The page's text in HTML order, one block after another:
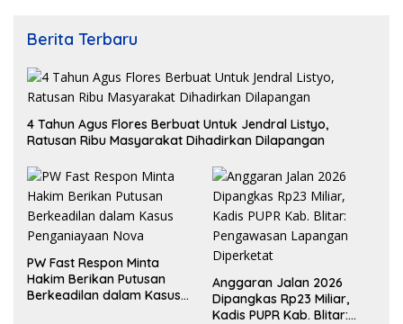
Berita Terbaru
4 Tahun Agus Flores Berbuat Untuk Jendral Listyo,
Ratusan Ribu Masyarakat Dihadirkan Dilapangan
PW Fast Respon Minta
Hakim Berikan Putusan
Berkeadilan dalam Kasus
Anggaran Jalan 2026
Dipangkas Rp23 Miliar,
Kadis PUPR Kab. Blitar: